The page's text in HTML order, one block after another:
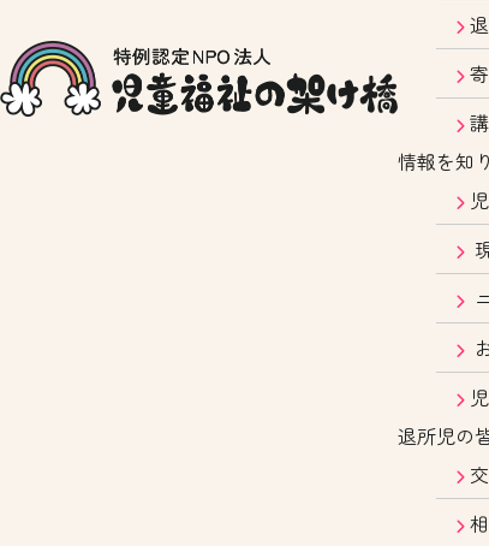
情報を知
退所児の